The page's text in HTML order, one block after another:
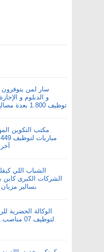
سار لمن يتوفرون
توظيف 1.800 بعدة مصالح و إدارات عمومية
مكتب التكوين
آخر
الشباب اللي
الشركات الكبرى
بسالير
الوكالة الحضرية